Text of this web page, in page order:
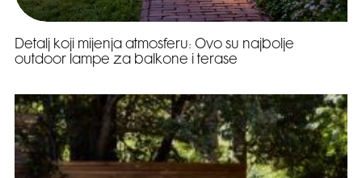
Detalj koji mijenja atmosferu: Ovo su najbolje
outdoor lampe za balkone i terase